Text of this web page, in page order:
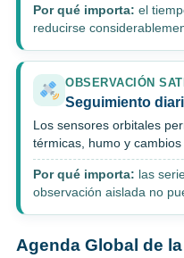
Por qué importa: el
reducirse
OBSERVACIÓN
Seguimiento
Los sensores orbitales
térmicas, humo y
Por qué importa: las
observación aislada no
Agenda Global de